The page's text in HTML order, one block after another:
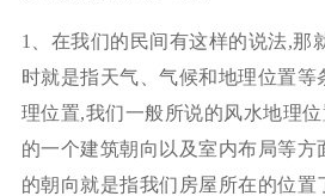
1、在我们的民间有这样的说法,那
时就是指天气、气候和地理位置等
理位置,我们一般所说的风水地理
的一个建筑朝向以及室内布局等方
的朝向就是指我们房屋所在的位置